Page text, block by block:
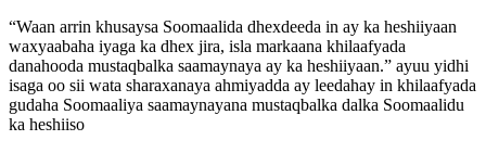
“Waan arrin khusaysa Soomaalida dhexdeeda in ay ka heshiiyaan
waxyaabaha iyaga ka dhex jira, isla markaana khilaafyada
danahooda mustaqbalka saamaynaya ay ka heshiiyaan.” ayuu yidhi
isaga oo sii wata sharaxanaya ahmiyadda ay leedahay in khilaafyada
gudaha Soomaaliya saamaynayana mustaqbalka dalka Soomaalidu
ka heshiiso